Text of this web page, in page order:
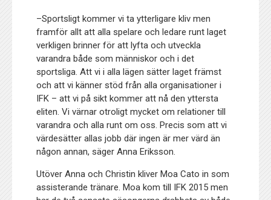
–Sportsligt kommer vi ta ytterligare kliv men
framför allt att alla spelare och ledare runt laget
verkligen brinner för att lyfta och utveckla
varandra både som människor och i det
sportsliga. Att vi i alla lägen sätter laget främst
och att vi känner stöd från alla organisationer i
IFK – att vi på sikt kommer att nå den yttersta
eliten. Vi värnar otroligt mycket om relationer till
varandra och alla runt om oss. Precis som att vi
värdesätter allas jobb där ingen är mer värd än
någon annan, säger Anna Eriksson.
Utöver Anna och Christin kliver Moa Cato in som
assisterande tränare. Moa kom till IFK 2015 men